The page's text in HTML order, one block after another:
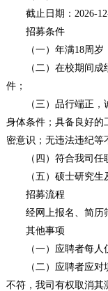
截止日期：2026-
招募条件
（一）年满18周岁
（二）在校期间成绩
件；
（三）品行端正，诚
身体条件；具备良好的
密意识；无违法违纪等
（四）符合我司任职
（五）硕士研究生及
招募流程
经网上报名、简历
其他事项
（一）应聘者每人仅
（二）应聘者应对填
不符，我司有权取消其